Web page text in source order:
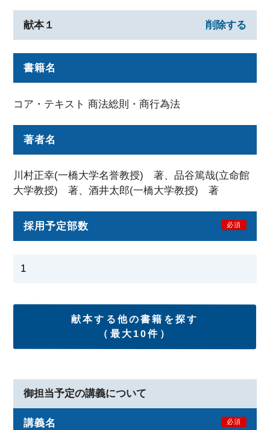
献本１ 削除する
書籍名
コア・テキスト 商法総則・商行為法
著者名
川村正幸(一橋大学名誉教授) 著、品谷篤哉(立命館
大学教授) 著、酒井太郎(一橋大学教授) 著
採用予定部数 必須
献本する他の書籍を探す
（最大10件）
御担当予定の講義について
講義名 必須